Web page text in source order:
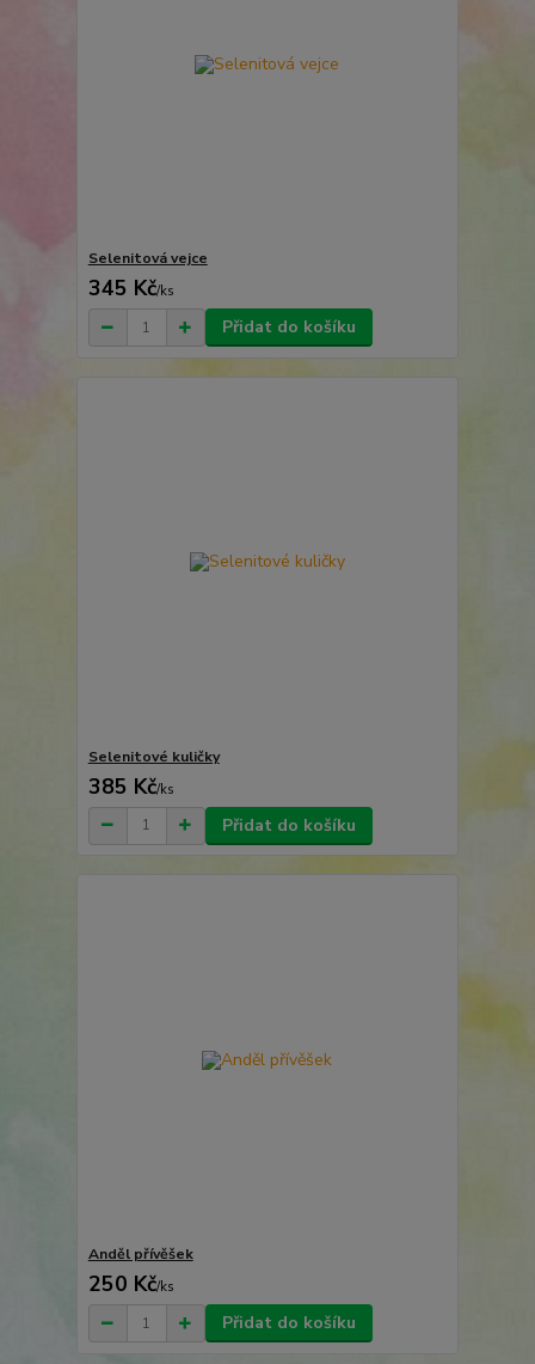
Selenitová vejce
345 Kč/ks
Přidat do košíku
Selenitové kuličky
385 Kč/ks
Přidat do košíku
Anděl přívěšek
250 Kč/ks
Přidat do košíku